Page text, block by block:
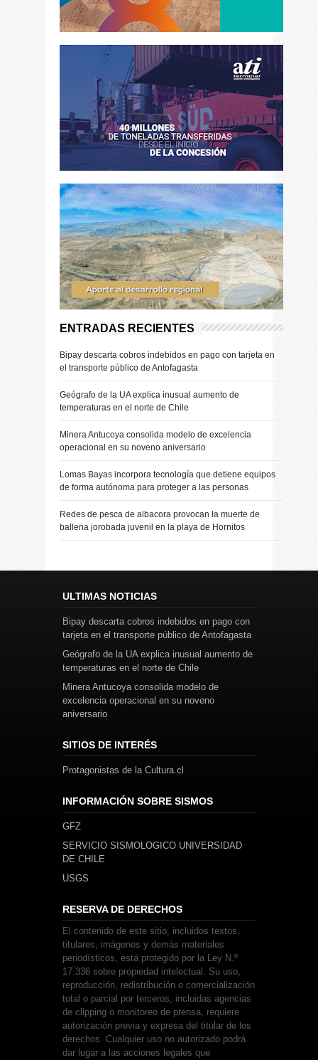
ENTRADAS RECIENTES
Bipay descarta cobros indebidos en pago con tarjeta en
el transporte público de Antofagasta
Geógrafo de la UA explica inusual aumento de
temperaturas en el norte de Chile
Minera Antucoya consolida modelo de excelencia
operacional en su noveno aniversario
Lomas Bayas incorpora tecnología que detiene equipos
de forma autónoma para proteger a las personas
Redes de pesca de albacora provocan la muerte de
ballena jorobada juvenil en la playa de Hornitos
ULTIMAS NOTICIAS
Bipay descarta cobros indebidos en pago con
tarjeta en el transporte público de Antofagasta
Geógrafo de la UA explica inusual aumento de
temperaturas en el norte de Chile
Minera Antucoya consolida modelo de
excelencia operacional en su noveno
aniversario
SITIOS DE INTERÉS
Protagonistas de la Cultura.cl
INFORMACIÓN SOBRE SISMOS
GFZ
SERVICIO SISMOLOGICO UNIVERSIDAD
DE CHILE
USGS
RESERVA DE DERECHOS
El contenido de este sitio, incluidos textos,
titulares, imágenes y demás materiales
periodísticos, está protegido por la Ley N.º
17.336 sobre propiedad intelectual. Su uso,
reproducción, redistribución o comercialización
total o parcial por terceros, incluidas agencias
de clipping o monitoreo de prensa, requiere
autorización previa y expresa del titular de los
derechos. Cualquier uso no autorizado podrá
dar lugar a las acciones legales que